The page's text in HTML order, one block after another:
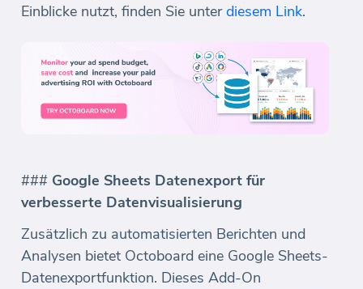
Einblicke nutzt, finden Sie unterdiesem Link.
### Google Sheets Datenexport für
verbesserte Datenvisualisierung
Zusätzlich zu automatisierten Berichten und
Analysen bietet Octoboard eine Google Sheets-
Datenexportfunktion. Dieses Add-On